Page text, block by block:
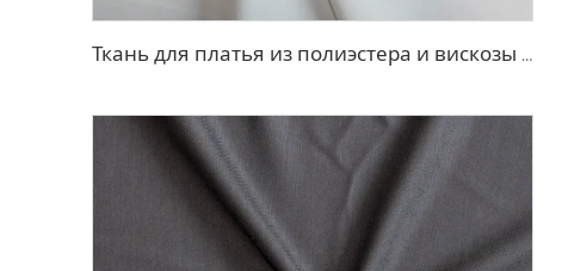
Ткань для платья из полиэстера и вискозы с эффектом стрейч